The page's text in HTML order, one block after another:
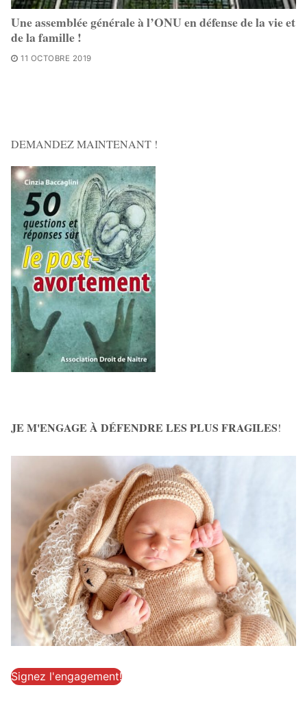
Une assemblée générale à l’ONU en défense de la vie et
de la famille !
11 OCTOBRE 2019
DEMANDEZ MAINTENANT !
JE M'ENGAGE À DÉFENDRE LES PLUS FRAGILES!
Signez l'engagement!